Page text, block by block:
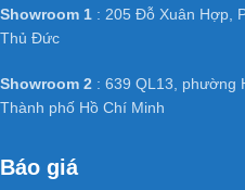
Showroom 1 : 205 Đỗ Xuân Hợp,
Thủ Đức
Showroom 2 : 639 QL13, phường
Thành phố Hồ Chí Minh
Báo giá